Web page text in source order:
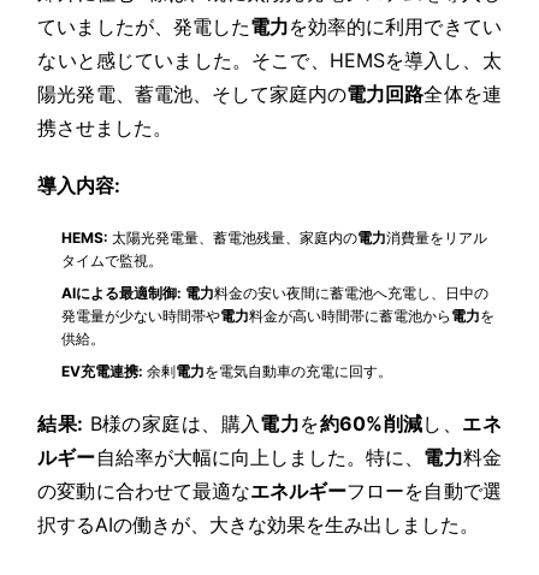
ていましたが、発電した電力を効率的に利用できてい
ないと感じていました。そこで、HEMSを導入し、太
陽光発電、蓄電池、そして家庭内の電力 回路全体を連
携させました。
導入内容:
HEMS: 太陽光発電量、蓄電池残量、家庭内の電力消費量をリアル
タイムで監視。
AIによる最適制御: 電力料金の安い夜間に蓄電池へ充電し、日中の
発電量が少ない時間帯や電力料金が高い時間帯に蓄電池から 電力を
供給。
EV充電連携: 余剰電力を電気自動車の充電に回す。
結果: B様の家庭は、購入電力を約60%削減し、 エネ
ルギー自給率が大幅に向上しました。特に、 電力料金
の変動に合わせて最適なエネルギーフローを自動で選
択するAIの働きが、大きな効果を生み出しました。